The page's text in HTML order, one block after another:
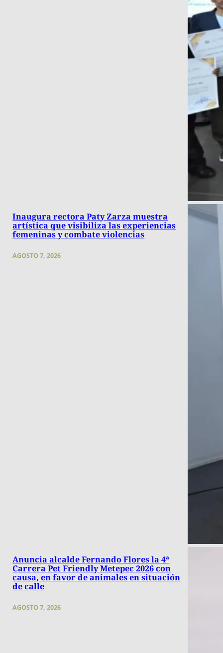
Inaugura rectora Paty Zarza muestra
artística que visibiliza las experiencias
femeninas y combate violencias
AGOSTO 7, 2026
Anuncia alcalde Fernando Flores la 4ª
Carrera Pet Friendly Metepec 2026 con
causa, en favor de animales en situación
de calle
AGOSTO 7, 2026